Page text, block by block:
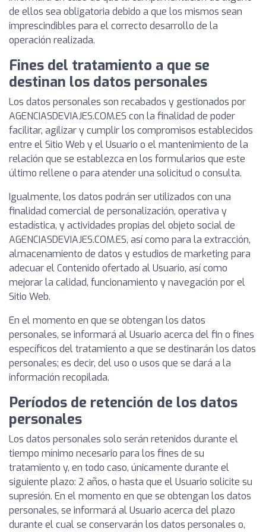
de ellos sea obligatoria debido a que los mismos sean
imprescindibles para el correcto desarrollo de la
operación realizada.
Fines del tratamiento a que se
destinan los datos personales
Los datos personales son recabados y gestionados por
AGENCIASDEVIAJES.COM.ES con la finalidad de poder
facilitar, agilizar y cumplir los compromisos establecidos
entre el Sitio Web y el Usuario o el mantenimiento de la
relación que se establezca en los formularios que este
último rellene o para atender una solicitud o consulta.
Igualmente, los datos podrán ser utilizados con una
finalidad comercial de personalización, operativa y
estadística, y actividades propias del objeto social de
AGENCIASDEVIAJES.COM.ES, así como para la extracción,
almacenamiento de datos y estudios de marketing para
adecuar el Contenido ofertado al Usuario, así como
mejorar la calidad, funcionamiento y navegación por el
Sitio Web.
En el momento en que se obtengan los datos
personales, se informará al Usuario acerca del fin o fines
específicos del tratamiento a que se destinarán los datos
personales; es decir, del uso o usos que se dará a la
información recopilada.
Períodos de retención de los datos
personales
Los datos personales solo serán retenidos durante el
tiempo mínimo necesario para los fines de su
tratamiento y, en todo caso, únicamente durante el
siguiente plazo: 2 años, o hasta que el Usuario solicite su
supresión. En el momento en que se obtengan los datos
personales, se informará al Usuario acerca del plazo
durante el cual se conservarán los datos personales o,